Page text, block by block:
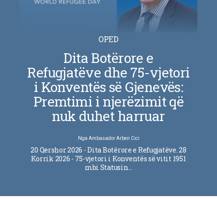
OPED
Dita Botërore e
Refugjatëve dhe 75-vjetori
i Konventës së Gjenevës:
Premtimi i njerëzimit që
nuk duhet harruar
Nga Ambasador Arben Cici
20 Qershor 2026 - Dita Botërore e Refugjatëve. 28
Korrik 2026 - 75-vjetori i Konventës së vitit 1951
mbi Statusin…